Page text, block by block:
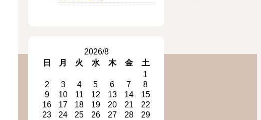
2026/8
日
月 火 水 木 金
土
1
2
3 4 5 6 7
8
9
10 11 12 13 14
15
16
17 18 19 20 21
22
23
24 25 26 27 28
29